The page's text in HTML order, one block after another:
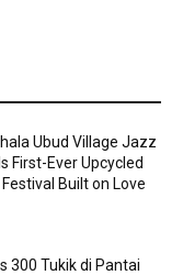
Ubud Village Jazz
First-Ever Upcycled
Built on Love
300 Tukik di Pantai